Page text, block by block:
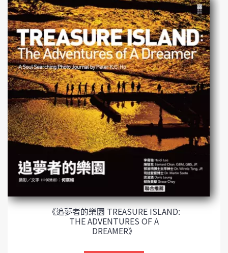
《追夢者的樂園 TREASURE ISLAND:
THE ADVENTURES OF A
DREAMER》